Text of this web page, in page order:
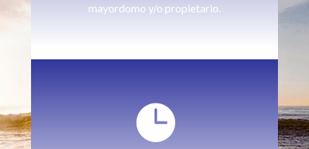
mayordomo y/o propietario.
